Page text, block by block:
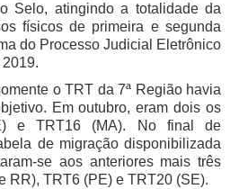
de Raça, Gênero e Diversidade
Itinerante
de Avaliação Documental
Selo, atingindo a totalidade da
físicos de primeira e segunda
do Processo Judicial Eletrônico
o TRT da 7ª Região havia
Em outubro, eram dois os
e TRT16 (MA). No final de
de migração disponibilizada
se aos anteriores mais três
RR), TRT6 (PE) e TRT20 (SE).